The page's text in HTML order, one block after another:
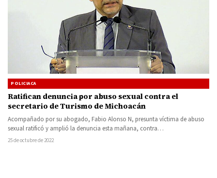
POLICIACA
Ratifican denuncia por abuso sexual contra el
secretario de Turismo de Michoacán
Acompañado por su abogado, Fabio Alonso N, presunta víctima de abuso
sexual ratificó y amplió la denuncia esta mañana, contra…
25 de octubre de 2022